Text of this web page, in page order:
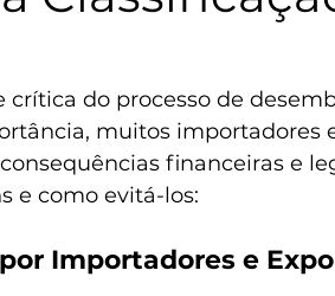
do processo de
muitos importadores
financeiras e
e como evitá-los:
Importadores e